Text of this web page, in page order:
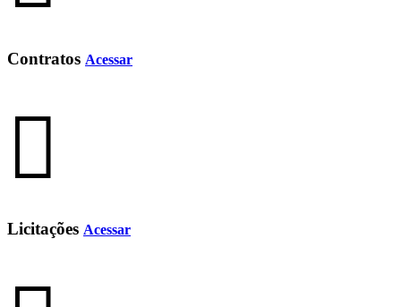
Contratos Acessar
Licitações Acessar